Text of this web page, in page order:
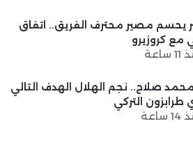
يحسم مصير محترف الفريق.. اتفاق
مع كروزيرو
صلاح.. نجم الهلال الهدف التالي
طرابزون التركي